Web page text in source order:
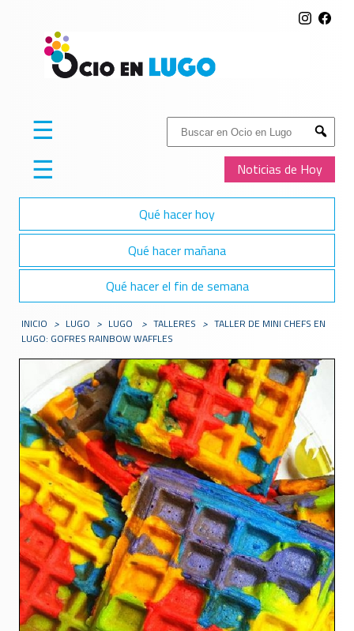
Buscar:
Submit
Noticias de Hoy
☰
☰
Qué hacer hoy
Qué hacer mañana
Qué hacer el fin de semana
INICIO > LUGO > LUGO > TALLERES > TALLER DE MINI CHEFS EN
LUGO: GOFRES RAINBOW WAFFLES